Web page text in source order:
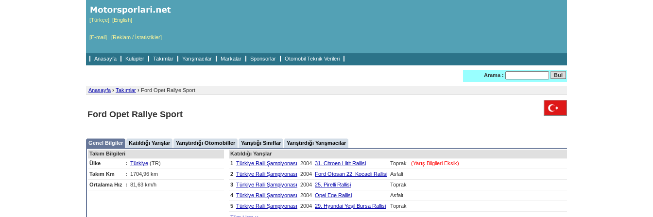
[Türkçe] [English]
[E-mail] [Reklam / İstatistikler]
Anasayfa Kulüpler Takımlar Yarışmacılar Markalar Sponsorlar Otomobil Teknik Verileri
Arama :
Anasayfa › Takımlar › Ford Opet Rallye Sport
Ford Opet Rallye Sport
Genel Bilgiler Katıldığı Yarışlar Yarıştırdığı Otomobiller Yarıştığı Sınıflar
Yarıştırdığı Yarışmacılar
Takım Bilgileri
Ülke
: Türkiye (TR)
Takım Km
:
1704,96 km
Ortalama Hız
: 81,63 km/h
Katıldığı Yarışlar
1 Türkiye Ralli Şampiyonası 2004 31. Citroen Hitit Rallisi Toprak
(Yarış Bilgileri Eksik)
2 Türkiye Ralli Şampiyonası 2004 Ford Otosan 22. Kocaeli Rallisi Asfalt
3 Türkiye Ralli Şampiyonası 2004 25. Pirelli Rallisi
Toprak
4 Türkiye Ralli Şampiyonası 2004 Opel Ege Rallisi
Asfalt
5 Türkiye Ralli Şampiyonası 2004 29. Hyundai Yeşil Bursa Rallisi
Toprak